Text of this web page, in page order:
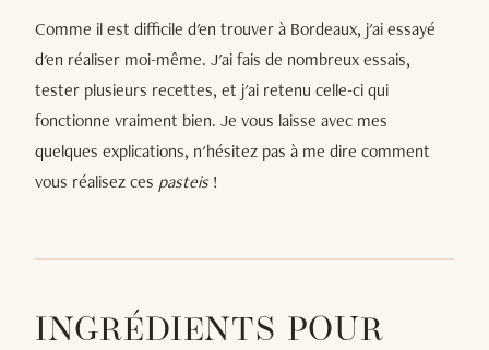
Comme il est difficile d'en trouver à Bordeaux, j'ai essayé
d'en réaliser moi-même. J'ai fais de nombreux essais,
tester plusieurs recettes, et j'ai retenu celle-ci qui
fonctionne vraiment bien. Je vous laisse avec mes
quelques explications, n'hésitez pas à me dire comment
vous réalisez ces pasteis!
INGRÉDIENTS POUR